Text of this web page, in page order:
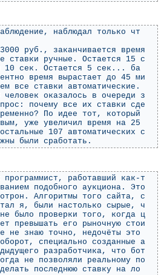
наблюдал только чт
руб., заканчивается время
ставки ручные. Остается 15 с
10 сек. Остается 5 сек... ба
время вырастает до 45 ми
все ставки автоматические.
человек оказалось в очереди з
почему все их ставки сде
По идее тот, который
уже увеличил время на 25
107 автоматических с
были сработать.
программист, работавший как-т
подобного аукциона. Это
Алгоритмы того сайта, с
я, были настолько сырые, ч
было проверки того, когда ц
превышать его рыночную стои
не знаю точно, недочёты это
специально созданные а
разработчика, что бот
не позволяли реальному по
последнюю ставку на ло